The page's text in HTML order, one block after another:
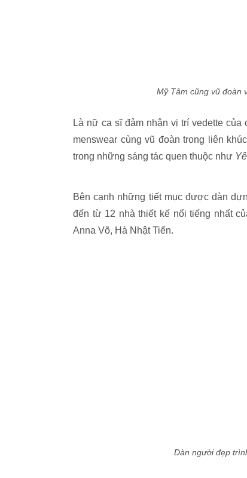
Mỹ Tâm cũng vũ đoàn
Là nữ ca sĩ đảm nhận vị trí vedette
menswear cùng vũ đoàn trong liên khúc
trong những sáng tác quen thuộc như
Bên cạnh những tiết mục được dàn
đến từ 12 nhà thiết kế nổi tiếng nhất
Anna Võ, Hà Nhật Tiến.
Dàn người đẹp